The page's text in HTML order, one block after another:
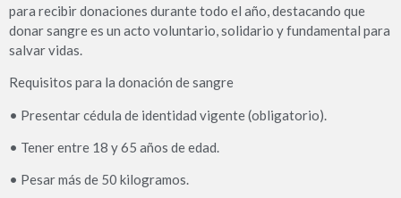
para recibir donaciones durante todo el año, destacando que
donar sangre es un acto voluntario, solidario y fundamental para
salvar vidas.
Requisitos para la donación de sangre
• Presentar cédula de identidad vigente (obligatorio).
• Tener entre 18 y 65 años de edad.
• Pesar más de 50 kilogramos.